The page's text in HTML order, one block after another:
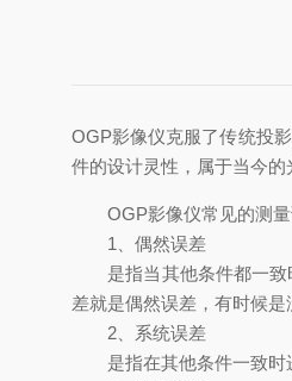
OGP影像仪克服了传统投
件的设计灵性，属于当今的
OGP影像仪常见的测量
1、偶然误差
是指当其他条件都一致时
差就是偶然误差，有时候是
2、系统误差
是指在其他条件一致时进